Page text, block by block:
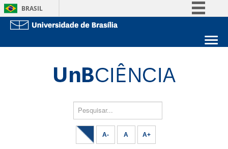
BRASIL
Acesso à informaçãoEstude na UnB
Pesquisar...
A- A A+